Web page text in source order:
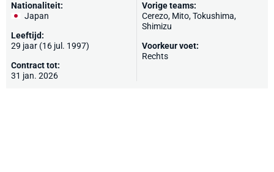
Nationaliteit:
Japan
Leeftijd:
29 jaar (16 jul. 1997)
Contract tot:
31 jan. 2026
Vorige teams:
Cerezo, Mito, Tokushima,
Shimizu
Voorkeur voet:
Rechts